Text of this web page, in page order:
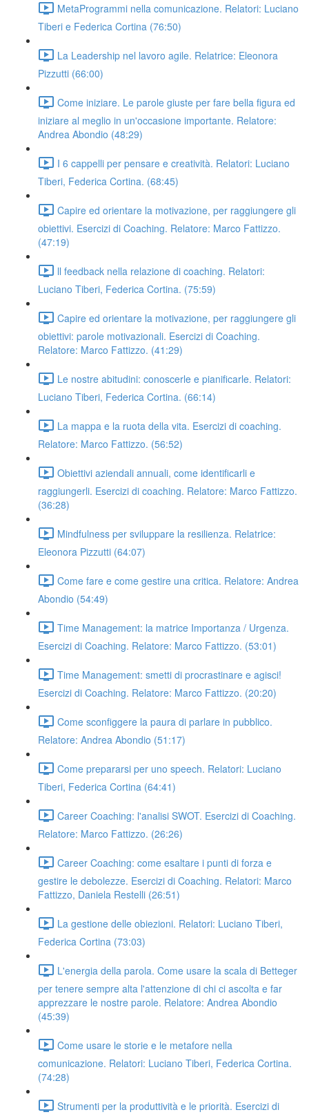
MetaProgrammi nella comunicazione. Relatori: Luciano
Tiberi e Federica Cortina (76:50)
La Leadership nel lavoro agile. Relatrice: Eleonora
Pizzutti (66:00)
Come iniziare. Le parole giuste per fare bella figura ed
iniziare al meglio in un'occasione importante. Relatore:
Andrea Abondio (48:29)
I 6 cappelli per pensare e creatività. Relatori: Luciano
Tiberi, Federica Cortina. (68:45)
Capire ed orientare la motivazione, per raggiungere gli
obiettivi. Esercizi di Coaching. Relatore: Marco Fattizzo.
(47:19)
ll feedback nella relazione di coaching. Relatori:
Luciano Tiberi, Federica Cortina. (75:59)
Capire ed orientare la motivazione, per raggiungere gli
obiettivi: parole motivazionali. Esercizi di Coaching.
Relatore: Marco Fattizzo. (41:29)
Le nostre abitudini: conoscerle e pianificarle. Relatori:
Luciano Tiberi, Federica Cortina. (66:14)
La mappa e la ruota della vita. Esercizi di coaching.
Relatore: Marco Fattizzo. (56:52)
Obiettivi aziendali annuali, come identificarli e
raggiungerli. Esercizi di coaching. Relatore: Marco Fattizzo.
(36:28)
Mindfulness per sviluppare la resilienza. Relatrice:
Eleonora Pizzutti (64:07)
Come fare e come gestire una critica. Relatore: Andrea
Abondio (54:49)
Time Management: la matrice Importanza / Urgenza.
Esercizi di Coaching. Relatore: Marco Fattizzo. (53:01)
Time Management: smetti di procrastinare e agisci!
Esercizi di Coaching. Relatore: Marco Fattizzo. (20:20)
Come sconfiggere la paura di parlare in pubblico.
Relatore: Andrea Abondio (51:17)
Come prepararsi per uno speech. Relatori: Luciano
Tiberi, Federica Cortina (64:41)
Career Coaching: l'analisi SWOT. Esercizi di Coaching.
Relatore: Marco Fattizzo. (26:26)
Career Coaching: come esaltare i punti di forza e
gestire le debolezze. Esercizi di Coaching. Relatori: Marco
Fattizzo, Daniela Restelli (26:51)
La gestione delle obiezioni. Relatori: Luciano Tiberi,
Federica Cortina (73:03)
L'energia della parola. Come usare la scala di Betteger
per tenere sempre alta l'attenzione di chi ci ascolta e far
apprezzare le nostre parole. Relatore: Andrea Abondio
(45:39)
Come usare le storie e le metafore nella
comunicazione. Relatori: Luciano Tiberi, Federica Cortina.
(74:28)
Strumenti per la produttività e le priorità. Esercizi di